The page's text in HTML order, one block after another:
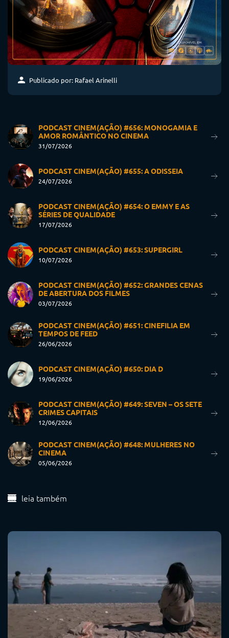
Publicado por: Rafael Arinelli
PODCAST CINEM(AÇÃO) #656: MONOGAMIA E
AMOR ROMÂNTICO NO CINEMA
31/07/2026
PODCAST CINEM(AÇÃO) #655: A ODISSEIA
24/07/2026
PODCAST CINEM(AÇÃO) #654: O EMMY E AS
SÉRIES DE QUALIDADE
17/07/2026
PODCAST CINEM(AÇÃO) #653: SUPERGIRL
10/07/2026
PODCAST CINEM(AÇÃO) #652: GRANDES CENAS
DE ABERTURA DOS FILMES
03/07/2026
PODCAST CINEM(AÇÃO) #651: CINEFILIA EM
TEMPOS DE FEED
26/06/2026
PODCAST CINEM(AÇÃO) #650: DIA D
19/06/2026
PODCAST CINEM(AÇÃO) #649: SEVEN – OS SETE
CRIMES CAPITAIS
12/06/2026
PODCAST CINEM(AÇÃO) #648: MULHERES NO
CINEMA
05/06/2026
leia também